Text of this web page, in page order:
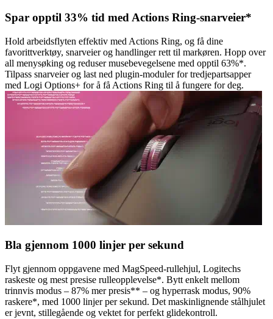
Spar opptil 33% tid med Actions Ring-snarveier*
Hold arbeidsflyten effektiv med Actions Ring, og få dine
favorittverktøy, snarveier og handlinger rett til markøren. Hopp over
all menysøking og reduser musebevegelsene med opptil 63%*.
Tilpass snarveier og last ned plugin-moduler for tredjepartsapper
med Logi Options+ for å få Actions Ring til å fungere for deg.
Bla gjennom 1000 linjer per sekund
Flyt gjennom oppgavene med MagSpeed-rullehjul, Logitechs
raskeste og mest presise rulleopplevelse*. Bytt enkelt mellom
trinnvis modus – 87% mer presis** – og hyperrask modus, 90%
raskere*, med 1000 linjer per sekund. Det maskinlignende stålhjulet
er jevnt, stillegående og vektet for perfekt glidekontroll.